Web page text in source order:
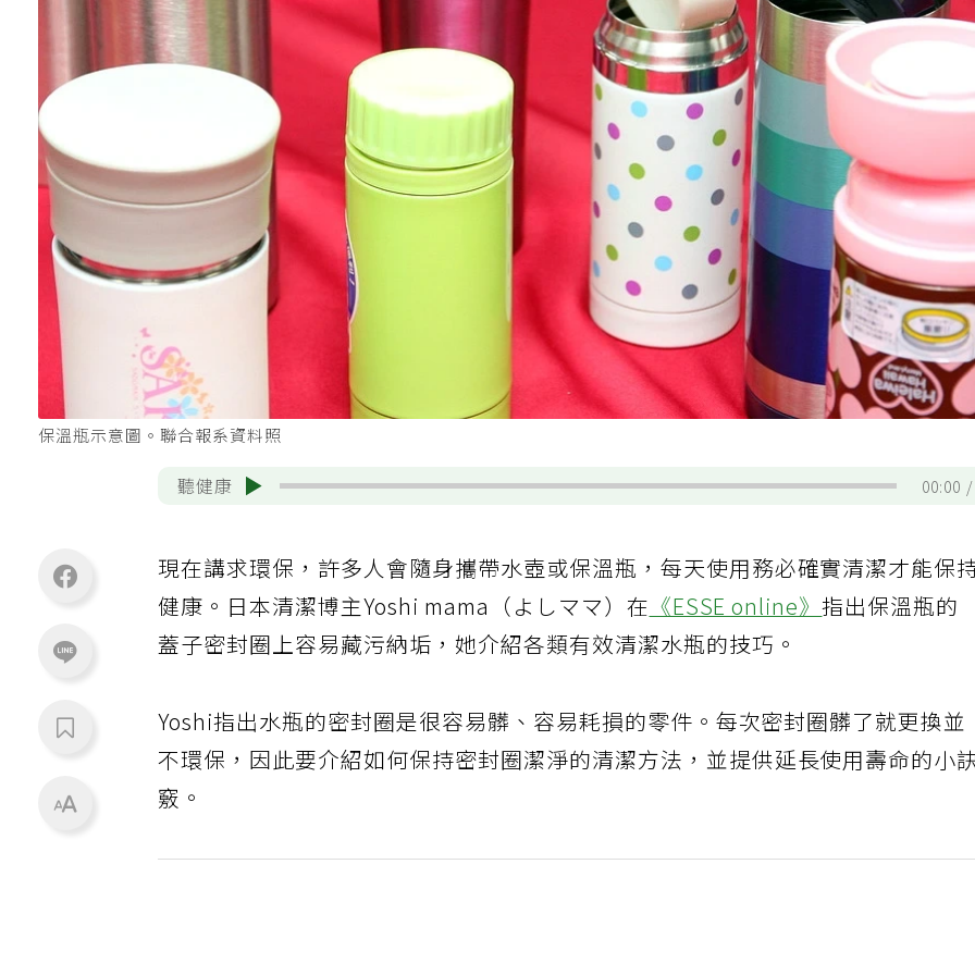
保溫瓶示意圖。聯合報系資料照
聽健康 00:00
現在講求環保，許多人會隨身攜帶水壺或保溫瓶，每天使用務必確實清潔才能保
健康。日本清潔博主Yoshi mama（よしママ）在《ESSE online》指出保溫瓶的
蓋子密封圈上容易藏污納垢，她介紹各類有效清潔水瓶的技巧。
Yoshi指出水瓶的密封圈是很容易髒、容易耗損的零件。每次密封圈髒了就更換並
不環保，因此要介紹如何保持密封圈潔淨的清潔方法，並提供延長使用壽命的小
竅。